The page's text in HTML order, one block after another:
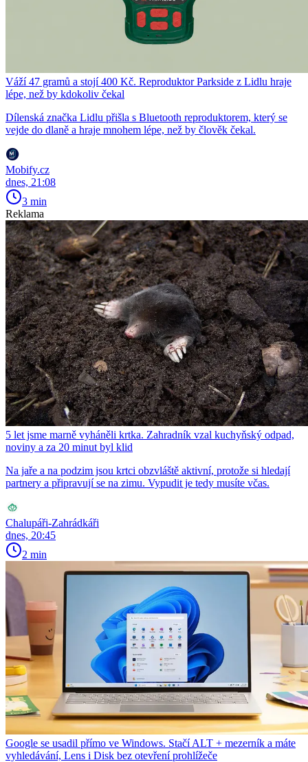
Váží 47 gramů a stojí 400 Kč. Reproduktor Parkside z Lidlu hraje
lépe, než by kdokoliv čekal
Dílenská značka Lidlu přišla s Bluetooth reproduktorem, který se
vejde do dlaně a hraje mnohem lépe, než by člověk čekal.
Mobify.cz
dnes, 21:08
3 min
Reklama
5 let jsme marně vyháněli krtka. Zahradník vzal kuchyňský odpad,
noviny a za 20 minut byl klid
Na jaře a na podzim jsou krtci obzvláště aktivní, protože si hledají
partnery a připravují se na zimu. Vypudit je tedy musíte včas.
Chalupáři-Zahrádkáři
dnes, 20:45
2 min
Google se usadil přímo ve Windows. Stačí ALT + mezerník a máte
vyhledávání, Lens i Disk bez otevření prohlížeče